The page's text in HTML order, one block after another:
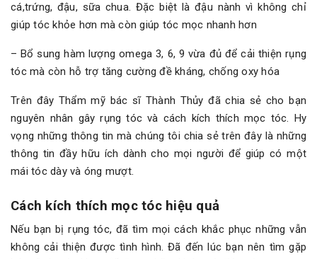
cá,trứng, đậu, sữa chua. Đặc biệt là đậu nành vì không chỉ
giúp tóc khỏe hơn mà còn giúp tóc mọc nhanh hơn
– Bổ sung hàm lượng omega 3, 6, 9 vừa đủ để cải thiện rụng
tóc mà còn hỗ trợ tăng cường đề kháng, chống oxy hóa
Trên đây Thẩm mỹ bác sĩ Thành Thủy đã chia sẻ cho bạn
nguyên nhân gây rụng tóc và cách kích thích mọc tóc. Hy
vọng những thông tin mà chúng tôi chia sẻ trên đây là những
thông tin đầy hữu ích dành cho mọi người để giúp có một
mái tóc dày và óng mượt.
Cách kích thích mọc tóc hiệu quả
Nếu bạn bị rụng tóc, đã tìm mọi cách khắc phục những vẫn
không cải thiện được tình hình. Đã đến lúc bạn nên tìm gặp